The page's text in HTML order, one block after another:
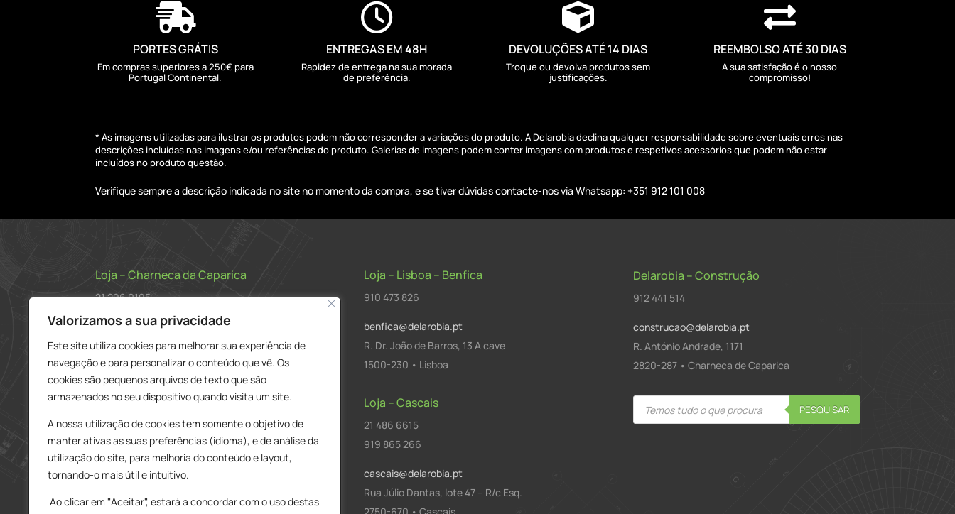
Valorizamos a sua privacidade
Este site utiliza cookies para melhorar sua experiência de
navegação e para personalizar o conteúdo que vê. Os
cookies são pequenos arquivos de texto que são
armazenados no seu dispositivo quando visita um site.
A nossa utilização de cookies tem somente o objetivo de
manter ativas as suas preferências (idioma), e de análise da
utilização do site, para melhoria do conteúdo e layout,
tornando-o mais útil e intuitivo.
Ao clicar em "Aceitar", estará a concordar com o uso destas

PORTES GRÁTIS
Em compras superiores a 250€ para
Portugal Continental.

ENTREGAS EM 48H
Rapidez de entrega na sua morada
de preferência.

DEVOLUÇÕES ATÉ 14 DIAS
Troque ou devolva produtos sem
justificações.

REEMBOLSO ATÉ 30 DIAS
A sua satisfação é o nosso
compromisso!
* As imagens utilizadas para ilustrar os produtos podem não corresponder a variações do produto. A Delarobia declina qualquer responsabilidade sobre eventuais erros nas
descrições incluídas nas imagens e/ou referências do produto. Galerias de imagens podem conter imagens com produtos e respetivos acessórios que podem não estar
incluídos no produto questão.
Verifique sempre a descrição indicada no site no momento da compra, e se tiver dúvidas contacte-nos via Whatsapp: +351 912 101 008
Loja – Charneca da Caparica
21 296 0195
912 606 251
charneca@delarobia.pt
R. António Andrade, 1116
2820-287 • Charneca da Caparica
Loja – Lisboa – Benfica
910 473 826
benfica@delarobia.pt
R. Dr. João de Barros, 13 A cave
1500-230 • Lisboa
Loja – Tires
214 453 329
919 865 192
919 865 292
Loja – Cascais
21 486 6615
919 865 266
cascais@delarobia.pt
Rua Júlio Dantas, lote 47 – R/c Esq.
Delarobia – Construção
912 441 514
construcao@delarobia.pt
R. António Andrade, 1171
2820-287 • Charneca de Caparica
Products
search PESQUISAR